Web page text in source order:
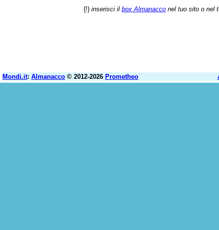
{!} inserisci il box Almanacco nel tuo sito o nel
Mondi.it: Almanacco © 2012-2026 Prometheo